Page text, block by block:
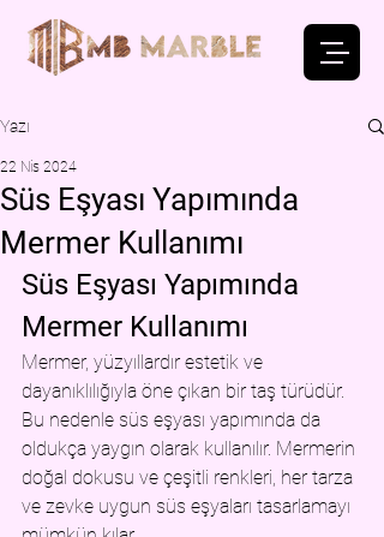
Yazı
Süs Eşyası Yapımında
Mermer Kullanımı
22 Nis 2024
Süs Eşyası Yapımında
Mermer Kullanımı
Mermer, yüzyıllardır estetik ve
dayanıklılığıyla öne çıkan bir taş türüdür.
Bu nedenle süs eşyası yapımında da
oldukça yaygın olarak kullanılır. Mermerin
doğal dokusu ve çeşitli renkleri, her tarza
ve zevke uygun süs eşyaları tasarlamayı